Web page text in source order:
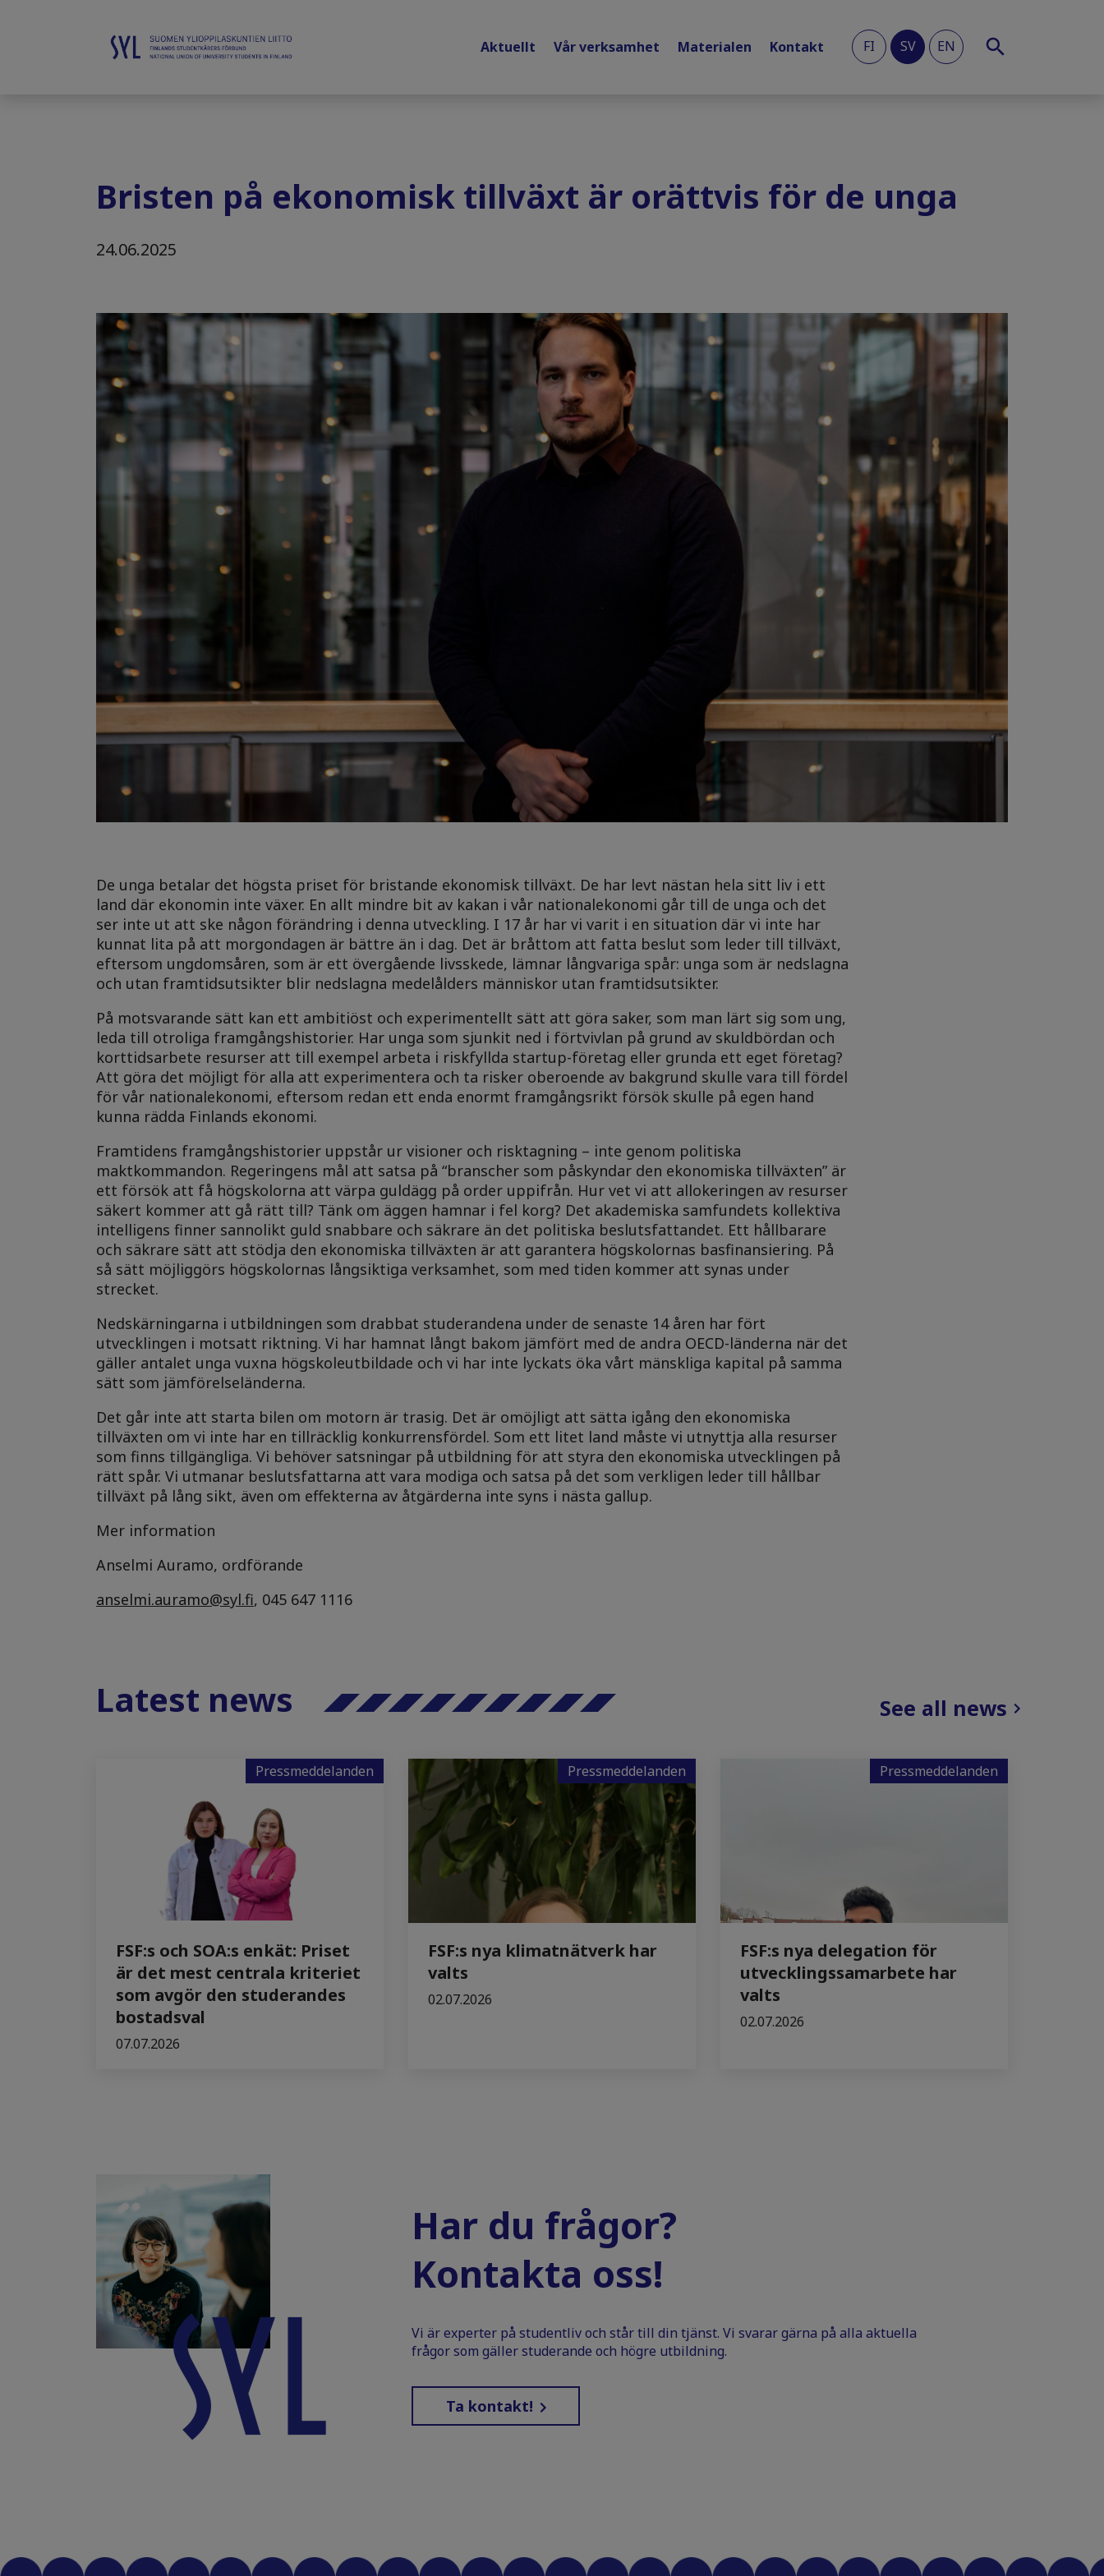
Aktuellt Vår verksamhet Materialen Kontakt FI SV EN
Bristen på ekonomisk tillväxt är orättvis för de unga
24.06.2025
De unga betalar det högsta priset för bristande ekonomisk tillväxt. De har levt nästan hela sitt liv i ett
land där ekonomin inte växer. En allt mindre bit av kakan i vår nationalekonomi går till de unga och det
ser inte ut att ske någon förändring i denna utveckling. I 17 år har vi varit i en situation där vi inte har
kunnat lita på att morgondagen är bättre än i dag. Det är bråttom att fatta beslut som leder till tillväxt,
eftersom ungdomsåren, som är ett övergående livsskede, lämnar långvariga spår: unga som är nedslagna
och utan framtidsutsikter blir nedslagna medelålders människor utan framtidsutsikter.
På motsvarande sätt kan ett ambitiöst och experimentellt sätt att göra saker, som man lärt sig som ung,
leda till otroliga framgångshistorier. Har unga som sjunkit ned i förtvivlan på grund av skuldbördan och
korttidsarbete resurser att till exempel arbeta i riskfyllda startup-företag eller grunda ett eget företag?
Att göra det möjligt för alla att experimentera och ta risker oberoende av bakgrund skulle vara till fördel
för vår nationalekonomi, eftersom redan ett enda enormt framgångsrikt försök skulle på egen hand
kunna rädda Finlands ekonomi.
Framtidens framgångshistorier uppstår ur visioner och risktagning – inte genom politiska
maktkommandon. Regeringens mål att satsa på “branscher som påskyndar den ekonomiska tillväxten” är
ett försök att få högskolorna att värpa guldägg på order uppifrån. Hur vet vi att allokeringen av resurser
säkert kommer att gå rätt till? Tänk om äggen hamnar i fel korg? Det akademiska samfundets kollektiva
intelligens finner sannolikt guld snabbare och säkrare än det politiska beslutsfattandet. Ett hållbarare
och säkrare sätt att stödja den ekonomiska tillväxten är att garantera högskolornas basfinansiering. På
så sätt möjliggörs högskolornas långsiktiga verksamhet, som med tiden kommer att synas under
strecket.
Nedskärningarna i utbildningen som drabbat studerandena under de senaste 14 åren har fört
utvecklingen i motsatt riktning. Vi har hamnat långt bakom jämfört med de andra OECD-länderna när det
gäller antalet unga vuxna högskoleutbildade och vi har inte lyckats öka vårt mänskliga kapital på samma
sätt som jämförelseländerna.
Det går inte att starta bilen om motorn är trasig. Det är omöjligt att sätta igång den ekonomiska
tillväxten om vi inte har en tillräcklig konkurrensfördel. Som ett litet land måste vi utnyttja alla resurser
som finns tillgängliga. Vi behöver satsningar på utbildning för att styra den ekonomiska utvecklingen på
rätt spår. Vi utmanar beslutsfattarna att vara modiga och satsa på det som verkligen leder till hållbar
tillväxt på lång sikt, även om effekterna av åtgärderna inte syns i nästa gallup.
Mer information
Anselmi Auramo, ordförande
anselmi.auramo@syl.fi, 045 647 1116
Latest news See all news
Pressmeddelanden
FSF:s och SOA:s enkät: Priset
är det mest centrala kriteriet
som avgör den studerandes
bostadsval
07.07.2026
Pressmeddelanden
FSF:s nya klimatnätverk har
valts
02.07.2026
Pressmeddelanden
FSF:s nya delegation för
utvecklingssamarbete har
valts
02.07.2026
Har du frågor?
Kontakta oss!
Vi är experter på studentliv och står till din tjänst. Vi svarar gärna på alla aktuella
frågor som gäller studerande och högre utbildning.
Ta kontakt!